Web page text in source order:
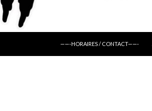
——-HORAIRES / CONTACT——-